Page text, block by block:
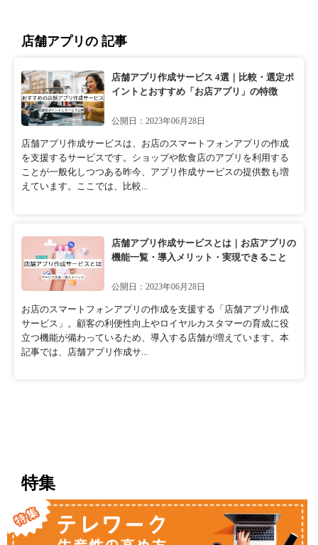
店舗アプリの 記事
店舗アプリ作成サービス 4選｜比較・選定ポ
イントとおすすめ「お店アプリ」の特徴
公開日：2023年06月28日
店舗アプリ作成サービスは、お店のスマートフォンアプリの作成
を支援するサービスです。ショップや飲食店のアプリを利用する
ことが一般化しつつある昨今、アプリ作成サービスの提供数も増
えています。ここでは、比較...
店舗アプリ作成サービスとは｜お店アプリの
機能一覧・導入メリット・実現できること
公開日：2023年06月28日
お店のスマートフォンアプリの作成を支援する「店舗アプリ作成
サービス」。顧客の利便性向上やロイヤルカスタマーの育成に役
立つ機能が備わっているため、導入する店舗が増えています。本
記事では、店舗アプリ作成サ...
特集